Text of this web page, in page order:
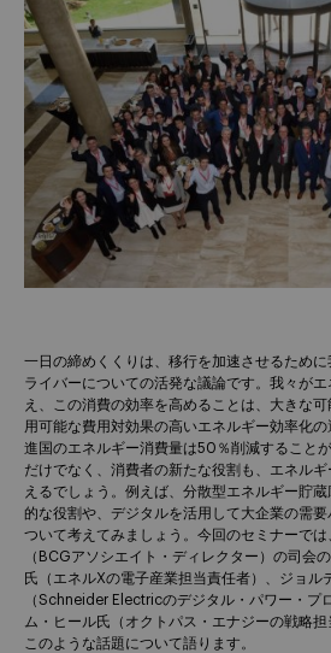
一日の締めくくりは、移行を加速させるため
ライバーについての活発な議論です。我々が
え、この消費の効率を高めることは、大きな
用可能な費用対効果の高いエネルギー効率化
進国のエネルギー消費量は50％削減すること
だけでなく、消費者の新たな役割も、エネル
えるでしょう。例えば、分散型エネルギー貯
的な役割や、デジタルを活用して大企業の需
ついて考えてみましょう。今回のセミナーで
（BCGアソシエイト・ディレクター）の司会
氏（エネルXの電子産業担当責任者）、ジョル
（Schneider Electricのデジタル・パワー・プ
ム・ヒール氏（オクトパス・エナジーの戦略担
このような話題について語ります。